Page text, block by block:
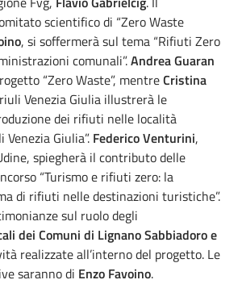
scientifico di “Zero Waste
, si soffermerà sul tema “Rifiuti Zero
comunali”.Andrea Guaran
“Zero Waste”, mentreCristina
Venezia Giulia illustrerà le
dei rifiuti nelle località
Giulia”. Federico Venturini,
spiegherà il contributo delle
“Turismo e rifiuti zero: la
di rifiuti nelle destinazioni turistiche”.
sul ruolo degli
dei Comuni di Lignano Sabbiadoro e
realizzate all’interno del progetto. Le
saranno di Enzo Favoino.